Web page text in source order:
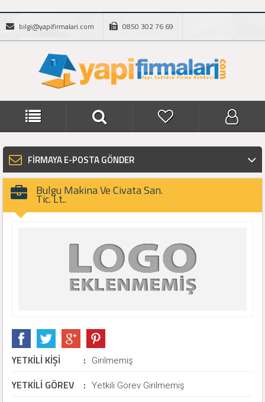
bilgi@yapifirmalari.com 0850 302 76 69
FİRMAYA E-POSTA GÖNDER
Bulgu Makina Ve Civata San.
Tic. Lt..
YETKİLİ KİŞİ : Girilmemiş
YETKİLİ GÖREV : Yetkili Görev Girilmemiş